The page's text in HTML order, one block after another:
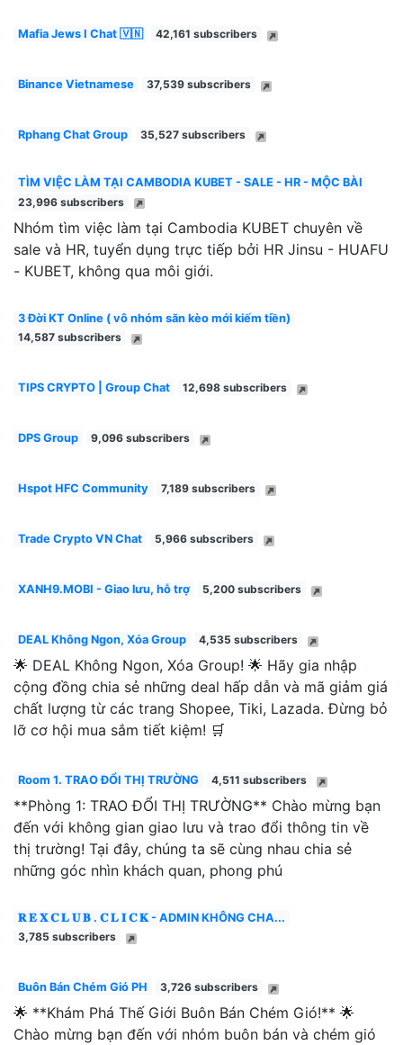
Mafia Jews I Chat 🇻🇳 42,161 subscribers
Binance Vietnamese 37,539 subscribers
Rphang Chat Group 35,527 subscribers
TÌM VIỆC LÀM TẠI CAMBODIA KUBET - SALE - HR - MỘC BÀI
23,996 subscribers
Nhóm tìm việc làm tại Cambodia KUBET chuyên về
sale và HR, tuyển dụng trực tiếp bởi HR Jinsu - HUAFU
- KUBET, không qua môi giới.
3 Đời KT Online ( vô nhóm săn kèo mới kiếm tiền)
14,587 subscribers
TIPS CRYPTO | Group Chat 12,698 subscribers
DPS Group 9,096 subscribers
Hspot HFC Community 7,189 subscribers
Trade Crypto VN Chat 5,966 subscribers
XANH9.MOBI - Giao lưu, hỗ trợ 5,200 subscribers
DEAL Không Ngon, Xóa Group 4,535 subscribers
🌟 DEAL Không Ngon, Xóa Group! 🌟 Hãy gia nhập
cộng đồng chia sẻ những deal hấp dẫn và mã giảm giá
chất lượng từ các trang Shopee, Tiki, Lazada. Đừng bỏ
lỡ cơ hội mua sắm tiết kiệm! 🛒
Room 1. TRAO ĐỔI THỊ TRƯỜNG 4,511 subscribers
**Phòng 1: TRAO ĐỔI THỊ TRƯỜNG** Chào mừng bạn
đến với không gian giao lưu và trao đổi thông tin về
thị trường! Tại đây, chúng ta sẽ cùng nhau chia sẻ
những góc nhìn khách quan, phong phú
𝐑 𝐄 𝐗 𝐂 𝐋 𝐔 𝐁 . 𝐂 𝐋 𝐈 𝐂 𝐊 - ADMIN KHÔNG CHA...
3,785 subscribers
Buôn Bán Chém Gió PH 3,726 subscribers
🌟 **Khám Phá Thế Giới Buôn Bán Chém Gió!** 🌟
Chào mừng bạn đến với nhóm buôn bán và chém gió